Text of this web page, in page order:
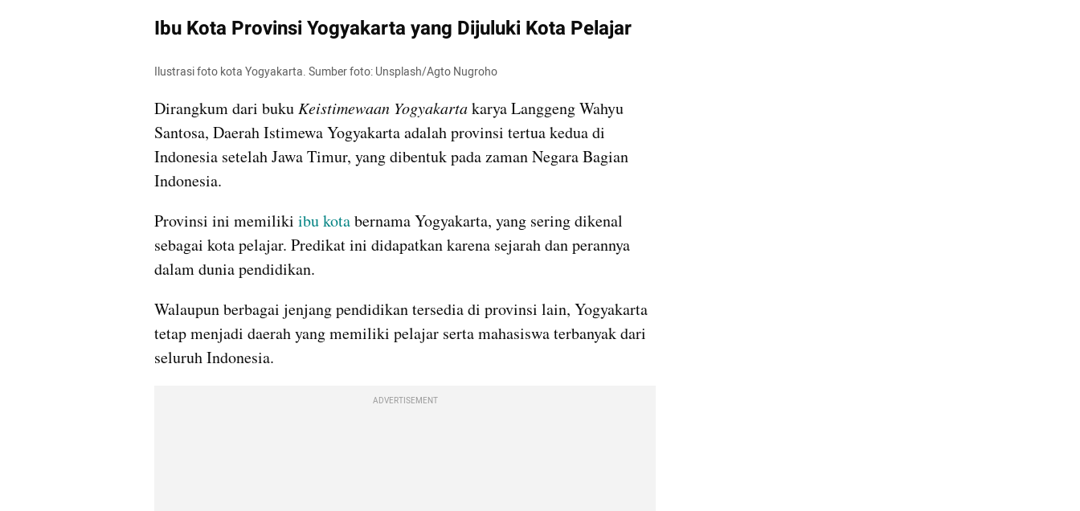
Ibu Kota Provinsi Yogyakarta yang Dijuluki Kota Pelajar
Ilustrasi foto kota Yogyakarta. Sumber foto: Unsplash/Agto Nugroho
Dirangkum dari buku Keistimewaan Yogyakarta karya Langgeng Wahyu
Santosa, Daerah Istimewa Yogyakarta adalah provinsi tertua kedua di
Indonesia setelah Jawa Timur, yang dibentuk pada zaman Negara Bagian
Indonesia.
Provinsi ini memiliki ibu kota bernama Yogyakarta, yang sering dikenal
sebagai kota pelajar. Predikat ini didapatkan karena sejarah dan perannya
dalam dunia pendidikan.
Walaupun berbagai jenjang pendidikan tersedia di provinsi lain, Yogyakarta
tetap menjadi daerah yang memiliki pelajar serta mahasiswa terbanyak dari
seluruh Indonesia.
ADVERTISEMENT